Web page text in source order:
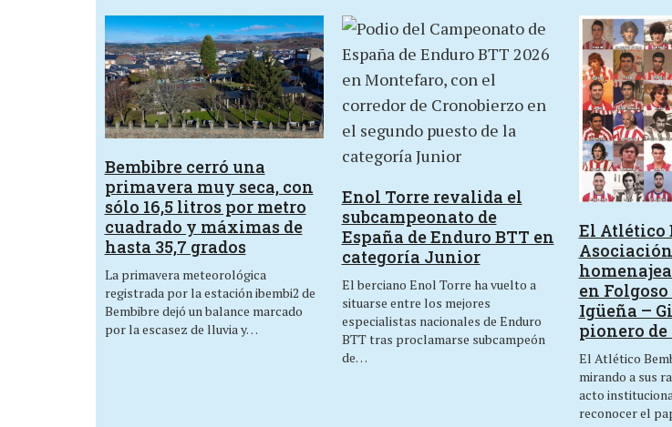
Bembibre cerró una
primavera muy seca, con
sólo 16,5 litros por metro
cuadrado y máximas de
hasta 35,7 grados
La primavera meteorológica
registrada por la estación ibembi2 de
Bembibre dejó un balance marcado
por la escasez de lluvia y…
Enol Torre revalida el
subcampeonato de
España de Enduro BTT en
categoría Junior
El berciano Enol Torre ha vuelto a
situarse entre los mejores
especialistas nacionales de Enduro
BTT tras proclamarse subcampeón
de…
El Atlético
en
Igüeña –
pionero de
El Atlético
mirando a sus
acto
reconocer el